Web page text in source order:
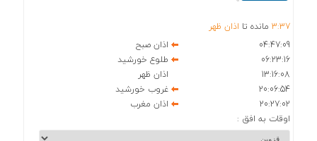
3:37 مانده تا اذان ظهر
04:47:09
اذان صبح
06:23:16
طلوع خورشید
13:16:08
اذان ظهر
20:06:54
غروب خورشید
20:27:02
اذان مغرب
اوقات به افق :